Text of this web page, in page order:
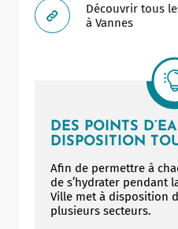
Découvrir tous
à Vannes
DES POINTS
DISPOSITION
Afin de permettre à
de s’hydrater pendant
Ville met à disposition
plusieurs secteurs.